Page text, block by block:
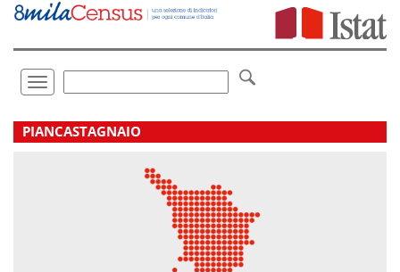
Vai
direttamente
Toggle
navigation
.
PIANCASTAGNAIO